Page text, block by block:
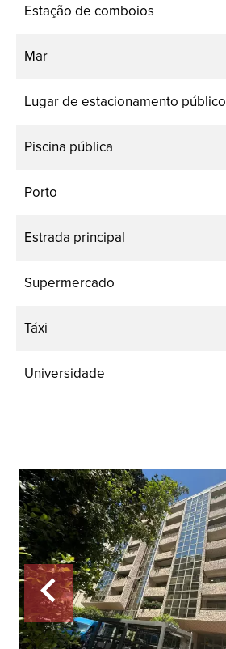
Estação de comboios
Mar
Lugar de estacionamento público
Piscina pública
Porto
Estrada principal
Supermercado
Táxi
Universidade